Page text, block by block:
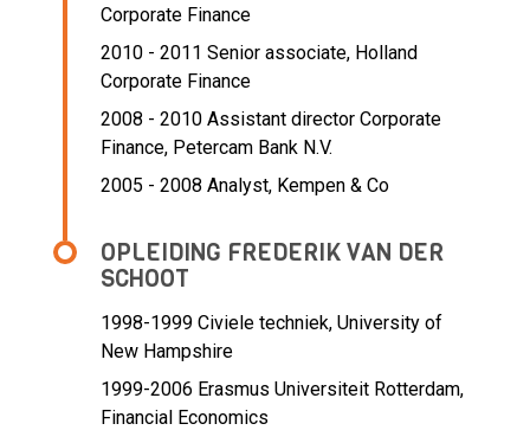
Corporate Finance
2010 - 2011 Senior associate, Holland
Corporate Finance
2008 - 2010 Assistant director Corporate
Finance, Petercam Bank N.V.
2005 - 2008 Analyst, Kempen & Co
OPLEIDING FREDERIK VAN DER
SCHOOT
1998-1999 Civiele techniek, University of
New Hampshire
1999-2006 Erasmus Universiteit Rotterdam,
Financial Economics